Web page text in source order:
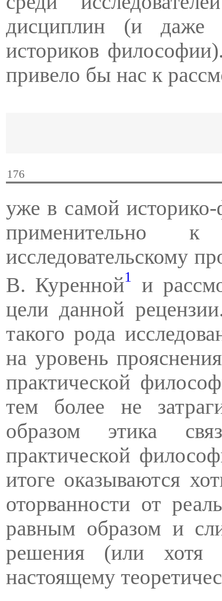
дисциплин (и
историков
привело бы нас к
176
уже в самой
применительно к
исследовательскому
В. Куренной1
и
цели данной
такого рода
на уровень
практической
тем более не
образом этика
практической
итоге оказываются
оторванности от
равным образом и
решения (или хотя
настоящему